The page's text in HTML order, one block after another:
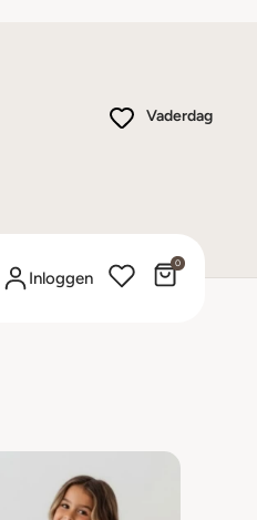
Vaderdag
Inloggen
0